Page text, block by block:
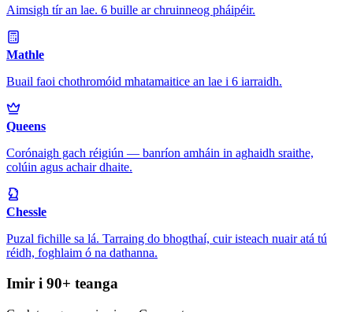
Aimsigh tír an lae. 6 buille ar chruinneog pháipéir.
Mathle
Buail faoi chothromóid mhatamaitice an lae i 6 iarraidh.
Queens
Corónaigh gach réigiún — banríon amháin in aghaidh sraithe,
colúin agus achair dhaite.
Chessle
Puzal fichille sa lá. Tarraing do bhogthaí, cuir isteach nuair atá tú
réidh, foghlaim ó na dathanna.
Imir i 90+ teanga